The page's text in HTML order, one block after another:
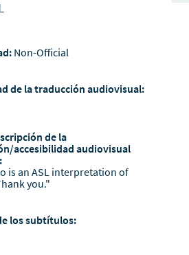
Non-Official
de la traducción audiovisual:
de la
accesibilidad audiovisual
is an ASL interpretation of
you."
los subtítulos: